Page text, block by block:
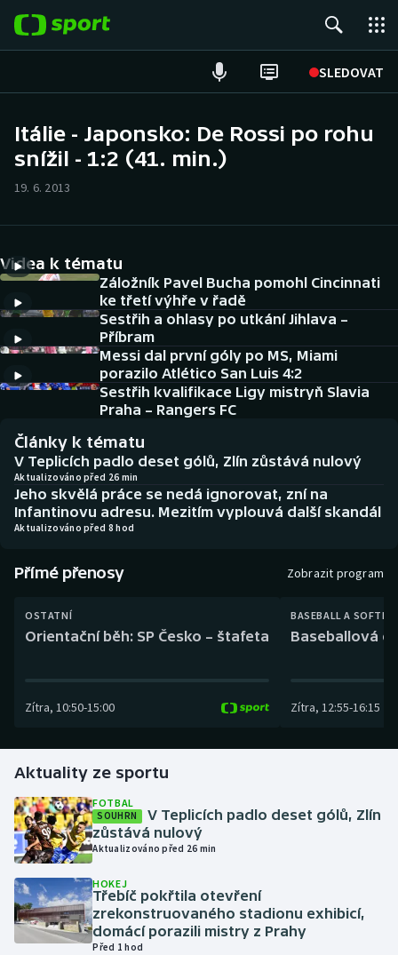
SLEDOVAT
Hokej
Cyklistika
DALŠÍ SPORTY
Americký fotbal
Baseball a softbal
Basketbal
Biatlon
Boby a skeleton
Box
Curling
Florbal
Futsal
Golf
Gymnastika
Házená
Jezdectví
NEPŘEHLÉDNĚTE
Historické návraty
Aplikace ČT sport
Itálie - Japonsko: De Rossi po rohu
snížil - 1:2 (41. min.)
19. 6. 2013
Videa k tématu
Záložník Pavel Bucha pomohl Cincinnati
ke třetí výhře v řadě
Sestřih a ohlasy po utkání Jihlava –
Příbram
Messi dal první góly po MS, Miami
porazilo Atlético San Luis 4:2
Sestřih kvalifikace Ligy mistryň Slavia
Praha – Rangers FC
Články k tématu
V Teplicích padlo deset gólů, Zlín zůstává nulový
Aktualizováno před 26 min
Jeho skvělá práce se nedá ignorovat, zní na
Infantinovu adresu. Mezitím vyplouvá další skandál
Aktualizováno před 8 hod
Přímé přenosy Zobrazit program
OSTATNÍ
Orientační běh: SP Česko – štafeta
Zítra, 10:50-15:00
BASEBALL A
Baseballová
Zítra, 12:55-16:15
Aktuality ze sportu
FOTBAL
SOUHRN
V Teplicích padlo deset gólů, Zlín
zůstává nulový
Aktualizováno před 26 min
HOKEJ
Třebíč pokřtila otevření
zrekonstruovaného stadionu exhibicí,
domácí porazili mistry z Prahy
Před 1 hod